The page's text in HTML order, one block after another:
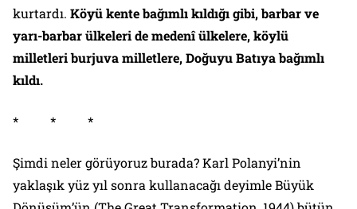
kurtardı. Köyü kente bağımlı kıldığı gibi, barbar ve
yarı-barbar ülkeleri de medenî ülkelere, köylü
milletleri burjuva milletlere, Doğuyu Batıya bağımlı
kıldı.
* * *
Şimdi neler görüyoruz burada? Karl Polanyi’nin
yaklaşık yüz yıl sonra kullanacağı deyimleBüyük